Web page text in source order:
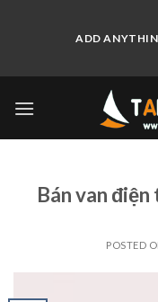
ADD
Bán van
POSTED